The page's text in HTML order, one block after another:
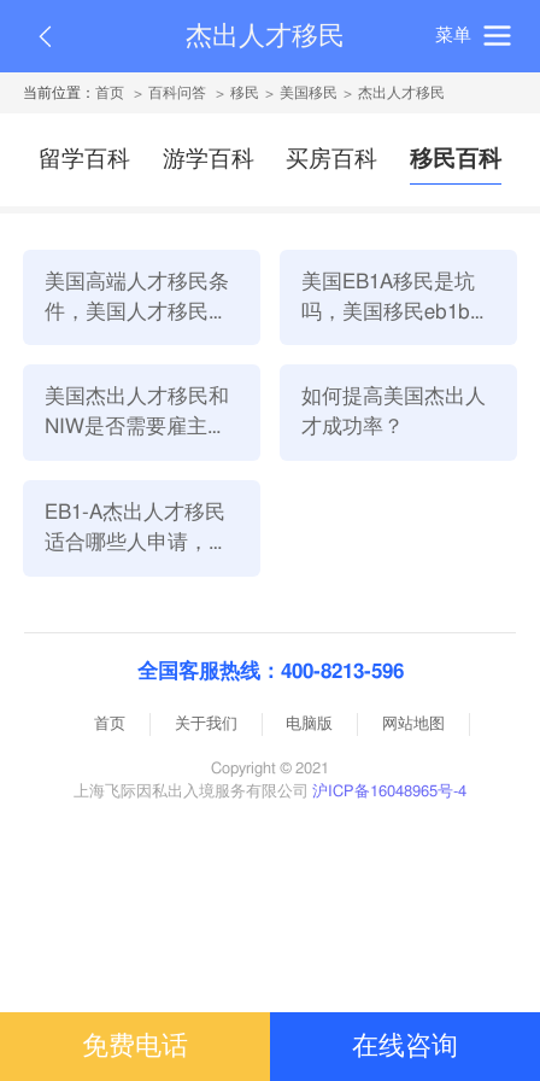
杰出人才移民 菜单
当前位置：首页 百科问答 移民 美国移民 杰出人才移民
留学百科 游学百科 买房百科 移民百科
美国高端人才移民条
件，美国人才移民需
美国EB1A移民是坑
吗，美国移民eb1b移
美国杰出人才移民和
NIW是否需要雇主支
如何提高美国杰出人
才成功率？
EB1-A杰出人才移民
适合哪些人申请，你
全国客服热线：400-8213-596
首页 关于我们 电脑版 网站地图
Copyright © 2021
上海飞际因私出入境服务有限公司 沪ICP备16048965号-4
免费电话 在线咨询